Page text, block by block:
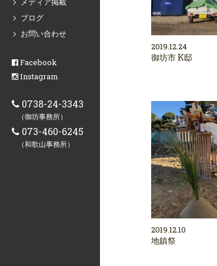
ブログ
お問い合わせ
Facebook
Instagram
0738-24-3343
（御坊事務所）
073-460-6245
（和歌山事務所）
2019.12.24
御坊市 K邸
2019.12.10
地鎮祭